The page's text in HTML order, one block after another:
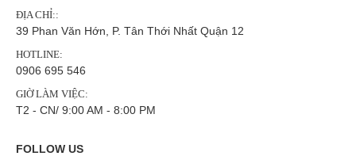
ĐỊA CHỈ::
39 Phan Văn Hớn, P. Tân Thới Nhất Quận 12
HOTLINE:
0906 695 546
GIỜ LÀM VIỆC:
T2 - CN/ 9:00 AM - 8:00 PM
FOLLOW US